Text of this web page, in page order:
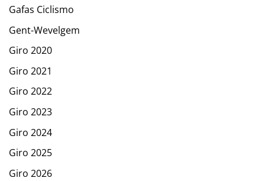
Gafas Ciclismo
Gent-Wevelgem
Giro 2020
Giro 2021
Giro 2022
Giro 2023
Giro 2024
Giro 2025
Giro 2026